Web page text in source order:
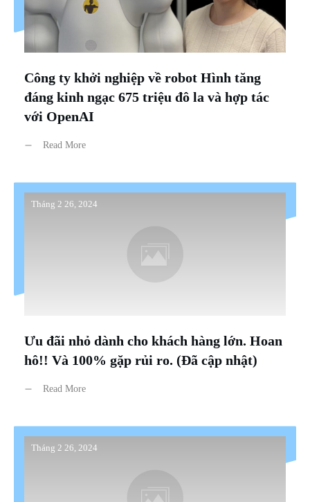
Công ty khởi nghiệp về robot Hình tăng
đáng kinh ngạc 675 triệu đô la và hợp tác
với OpenAI
Read More
Tháng 2 26, 2024
Ưu đãi nhỏ dành cho khách hàng lớn. Hoan
hô!! Và 100% gặp rủi ro. (Đã cập nhật)
Read More
Tháng 2 26, 2024